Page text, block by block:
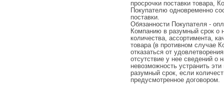
просрочки поставки товара,
Покупателю одновременно
поставки.
Обязанности Покупателя -
Компанию в разумный срок о
количества, ассортимента,
товара (в противном случае
отказаться от
отсутствие у нее сведений о
невозможность устранить
разумный срок, если
предусмотренное договором.